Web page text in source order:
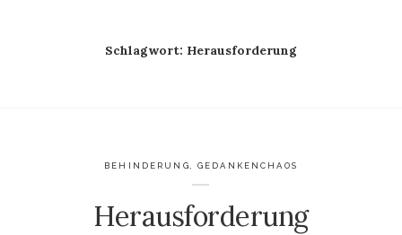
Schlagwort: Herausforderung
BEHINDERUNG GEDANKENCHAOS
Herausforderung